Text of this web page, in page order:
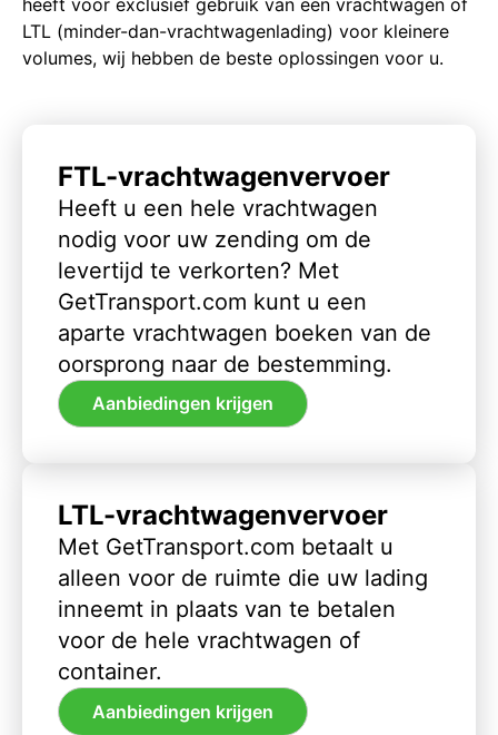
LTL (minder-dan-vrachtwagenlading) voor kleinere
volumes, wij hebben de beste oplossingen voor u.
FTL-vrachtwagenvervoer
Heeft u een hele vrachtwagen
nodig voor uw zending om de
levertijd te verkorten? Met
GetTransport.com kunt u een
aparte vrachtwagen boeken van de
oorsprong naar de bestemming.
Aanbiedingen krijgen
LTL-vrachtwagenvervoer
Met GetTransport.com betaalt u
alleen voor de ruimte die uw lading
inneemt in plaats van te betalen
voor de hele vrachtwagen of
container.
Aanbiedingen krijgen